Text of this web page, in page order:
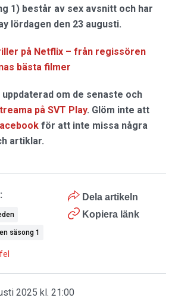
1) består av sex avsnitt och har
lördagen den 23 augusti.
på Netflix – från regissören
bästa filmer
om de senaste och
på SVT Play. Glöm inte att
för att inte missa några
artiklar.
Dela artikeln
Kopiera länk
säsong 1
2025 kl. 21:00